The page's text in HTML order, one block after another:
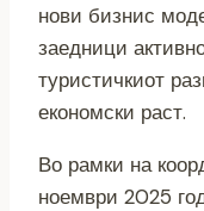
нови бизнис
заедници
туристичкиот
економски раст.
Во рамки на
ноември 2025